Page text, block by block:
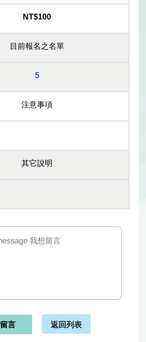
NT$100
目前報名之名單
5
注意事項
其它說明
留言 返回列表